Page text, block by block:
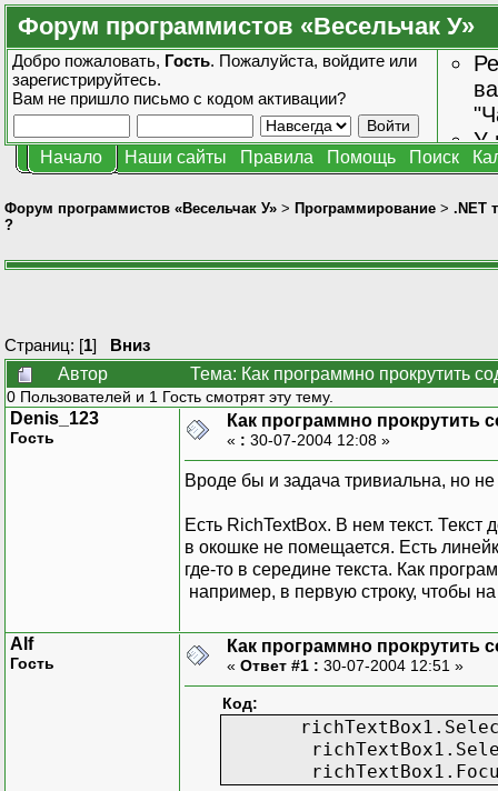
Форум программистов «Весельчак У»
Добро пожаловать, Гость. Пожалуйста, войдите или
зарегистрируйтесь.
Вам не пришло письмо с кодом активации?
У
Начало Наши сайты Правила Помощь Поиск
Форум программистов «Весельчак У» > Программирование > .NET
?
Страниц: [1] Вниз
Автор
Тема: Как программно прокрутить
0 Пользователей и 1 Гость смотрят эту тему.
Denis_123
Гость
Как программно прокрутить
« : 30-07-2004 12:08 »
Вроде бы и задача тривиальна, но
Есть RichTextBox. В нем текст. Текст
в окошке не помещается. Есть
где-то в середине текста. Как
например, в первую строку, чтобы
Alf
Гость
Как программно прокрутить
« Ответ #1 : 30-07-2004 12:51 »
Код: